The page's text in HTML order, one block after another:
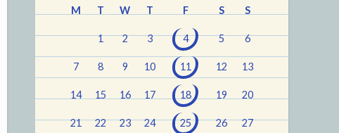
M T W T F S S
1 2 3 4 5 6
7 8 9 10 11 12 13
14 15 16 17 18 19 20
21 22 23 24 25 26 27